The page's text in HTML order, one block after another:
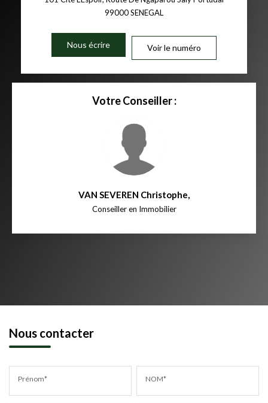
99000SENEGAL
Nous écrire Voir le numéro
Votre Conseiller :
VAN SEVEREN Christophe,
Conseiller en Immobilier
Nous contacter
Prénom* NOM*